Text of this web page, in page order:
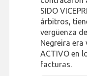
SIDO
árbitros,
vergüenza
Negreira era
ACTIVO en
facturas.